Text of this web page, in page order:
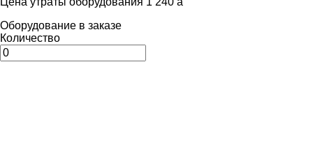
Оборудование в заказе
Количество